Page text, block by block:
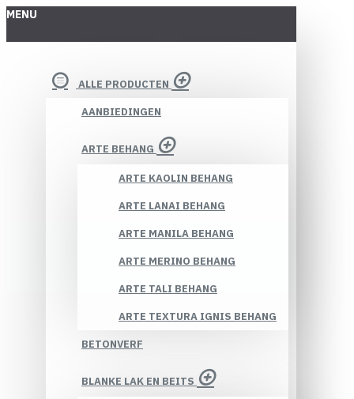
MENU
ALLE PRODUCTEN
AANBIEDINGEN
ARTE BEHANG
ARTE KAOLIN BEHANG
ARTE LANAI BEHANG
ARTE MANILA BEHANG
ARTE MERINO BEHANG
ARTE TALI BEHANG
ARTE TEXTURA IGNIS BEHANG
BETONVERF
BLANKE LAK EN BEITS